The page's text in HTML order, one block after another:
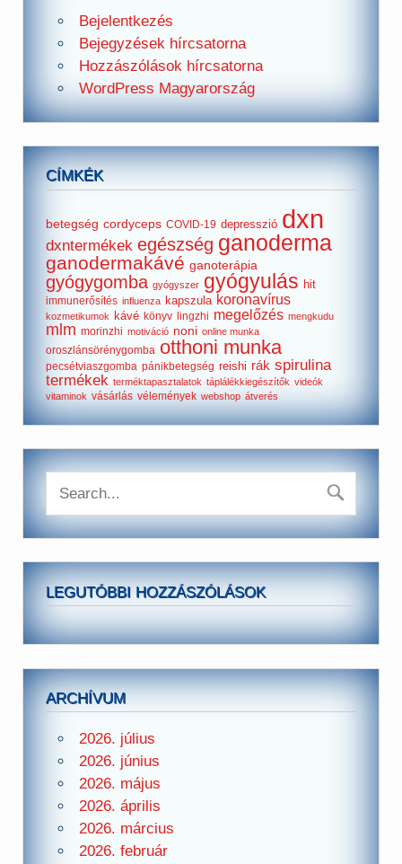
Bejelentkezés
Bejegyzések hírcsatorna
Hozzászólások hírcsatorna
WordPress Magyarország
CÍMKÉK
betegség cordyceps COVID-19 depresszió dxn
dxntermékek egészség ganoderma
ganodermakávé ganoterápia
gyógygomba gyógyszer gyógyulás hit
immunerősítés influenza kapszula koronavírus
kozmetikumok kávé könyv lingzhi megelőzés mengkudu
mlm morinzhi motiváció noni online munka
oroszlánsörénygomba otthoni munka
pecsétviaszgomba pánikbetegség reishi rák spirulina
termékek terméktapasztalatok táplálékkiegészítők videók
vitaminok vásárlás vélemények webshop átverés
LEGUTÓBBI HOZZÁSZÓLÁSOK
ARCHÍVUM
2026. július
2026. június
2026. május
2026. április
2026. március
2026. február